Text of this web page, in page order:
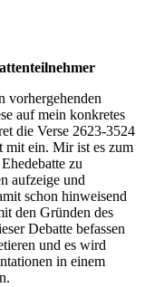
vorhergehenden
auf mein konkretes
die Verse 2623-3524
mit ein. Mir ist es zum
zu
aufzeige und
schon hinweisend
den Gründen des
Debatte befassen
und es wird
in einem